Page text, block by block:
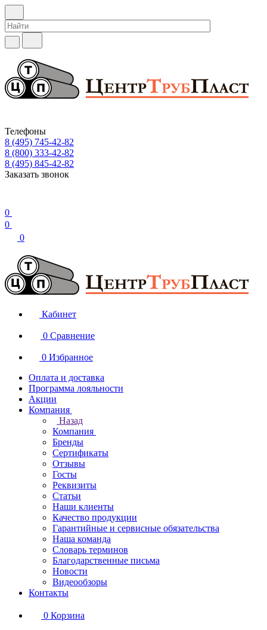
Телефоны
8 (495) 745-42-82
8 (800) 333-42-82
8 (495) 845-42-82
Заказать звонок
0
0
0
Кабинет
0 Сравнение
0 Избранное
Оплата и доставка
Программа лояльности
Акции
Компания
Назад
Компания
Бренды
Сертификаты
Отзывы
Госты
Реквизиты
Статьи
Наши клиенты
Качество продукции
Гарантийные и сервисные обязательства
Наша команда
Словарь терминов
Благодарственные письма
Новости
Видеообзоры
Контакты
0 Корзина